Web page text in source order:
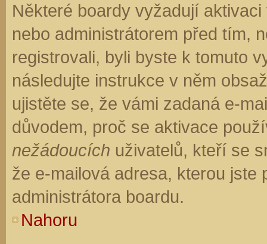
Některé boardy vyžadují
nebo administrátorem před tím,
registrovali, byli byste k tomuto
následujte instrukce v něm
ujistěte se, že vámi zadaná e-
důvodem, proč se aktivace
nežádoucích uživatelů, kteří se
že e-mailová adresa, kterou jste
administrátora boardu.
Nahoru